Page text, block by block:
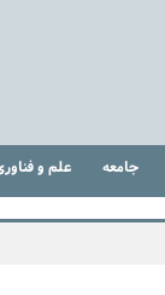
جامعه علم و